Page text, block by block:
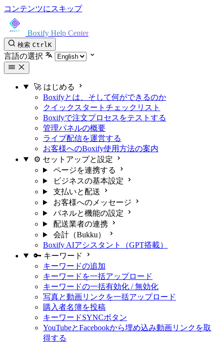
コンテンツにスキップ
Boxify Help Center
検索 CtrlK
言語の選択
🚀 はじめる
Boxifyとは、そして何ができるのか
クイックスタートチェックリスト
Boxifyで注文プロセスをテストする
管理パネルの概要
ライブ配信を運営する
お客様へのBoxify使用方法の案内
⚙️ セットアップと設定
ページを連携する
ビジネスの基本設定
支払いと配送
お客様へのメッセージ
パネルと機能の設定
配送業者の連携
会計（Bukku）
Boxify AIアシスタント（GPT搭載）
🔑 キーワード
キーワードの追加
キーワードを一括アップロード
キーワードの一括有効化 / 無効化
写真と動画リンクを一括アップロード
購入者名簿を投稿
キーワードSYNCボタン
YouTubeとFacebookから埋め込み動画リンクを取
得する